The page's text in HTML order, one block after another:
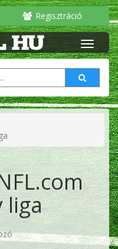
Regisztráció
liga